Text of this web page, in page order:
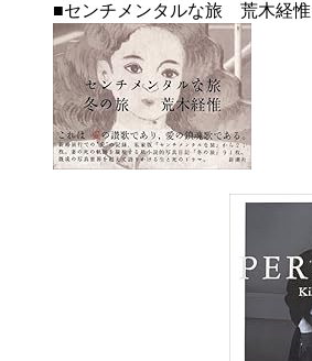
■センチメンタルな旅 荒木経惟